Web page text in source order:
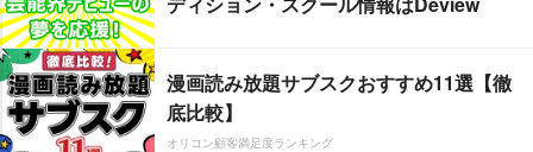
漫画読み放題サブスクおすすめ11選【徹
底比較】
オリコン顧客満足度ランキング